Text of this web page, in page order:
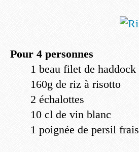
Pour 4 personnes
1 beau filet de haddock
160g de riz à risotto
2 échalottes
10 cl de vin blanc
1 poignée de persil frais